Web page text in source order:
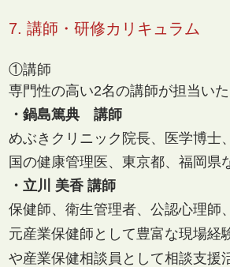
7. 講師・研修カリキュラム
①講師
専門性の高い2名の講師が担当いた
・鍋島篤典 講師
めぶきクリニック院長、医学博士
国の健康管理医、東京都、福岡
・立川 美香 講師
保健師、衛生管理者、公認心理
元産業保健師として豊富な現場経
や産業保健相談員として相談支援